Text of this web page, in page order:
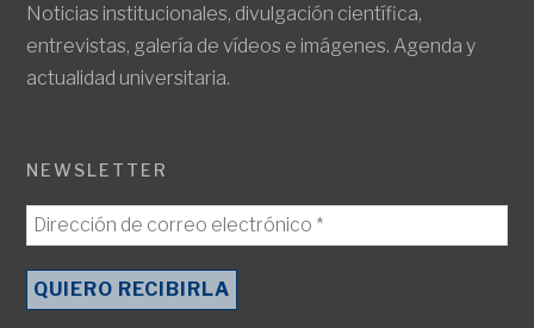
Noticias institucionales, divulgación científica,
entrevistas, galería de vídeos e imágenes. Agenda y
actualidad universitaria.
NEWSLETTER